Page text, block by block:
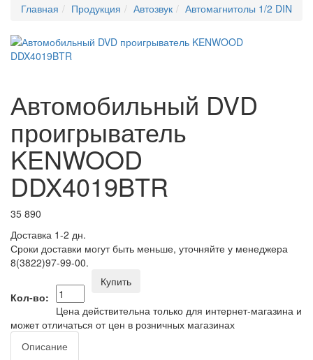
Главная Продукция Автозвук Автомагнитолы 1/2 DIN
Автомобильный DVD
проигрыватель
KENWOOD
DDX4019BTR
35 890
Доставка 1-2 дн.
Сроки доставки могут быть меньше, уточняйте у менеджера
8(3822)97-99-00.
Кол-во:
Купить
Цена действительна только для интернет-магазина и
может отличаться от цен в розничных магазинах
Описание